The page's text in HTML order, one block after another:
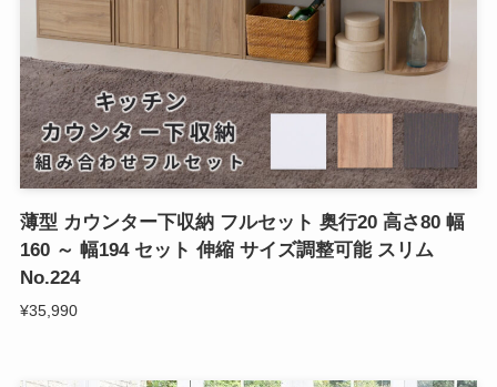
薄型 カウンター下収納 フルセット 奥行20 高さ80 幅
160 ～ 幅194 セット 伸縮 サイズ調整可能 スリム
No.224
¥35,990